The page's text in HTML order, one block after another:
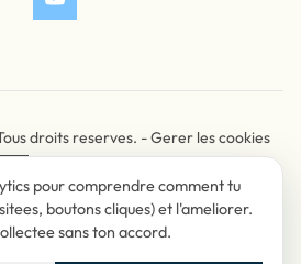
droits reserves. -Gerer les cookies
exclusive de la propriétaire de ce site.
d'auteurs, les reproductions et les
sans l'autorisation préalable de son auteur
de contacter l'auteure du site si vous
pour comprendre comment tu
boutons cliques) et l'ameliorer.
sans ton accord.